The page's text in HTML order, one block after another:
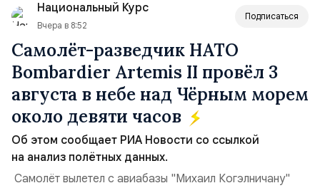
муниципальных услуг онл...
Национальный Курс
Вчера в 8:52
Подписаться
Самолёт-разведчик НАТО
Bombardier Artemis II провёл 3
августа в небе над Чёрным морем
около девяти часов
Об этом сообщает РИА Новости со ссылкой
на анализ полётных данных.
Самолёт вылетел с авиабазы "Михаил Когэлничану"